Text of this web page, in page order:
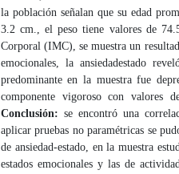
la población señalan que su edad
3.2 cm., el peso tiene valores de
Corporal (IMC), se muestra un
emocionales, la ansiedadestado
predominante en la muestra fue
componente vigoroso con valores
Conclusión: se encontró una
aplicar pruebas no paramétricas se
de ansiedad-estado, en la muestra
estados emocionales y las de